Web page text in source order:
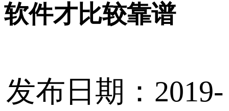
软件才比较靠谱
发布日期：2019-